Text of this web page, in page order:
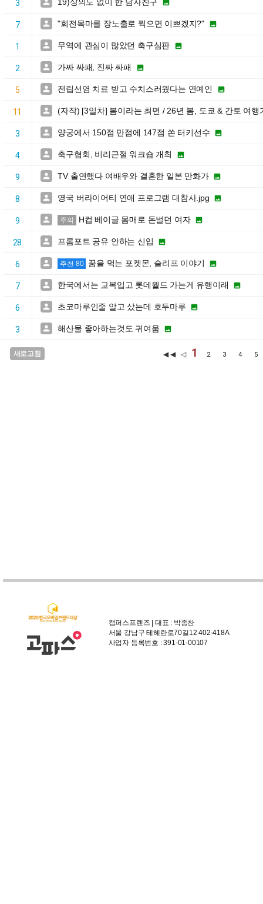
3  
7  "회전목마를 장노출로 찍으면 이쁘겠지?" 
1  무역에 관심이 많았던 축구심판 
2  가짜 싸패, 진짜 싸패 
5  전립선염 치료 받고 수치스러웠다는 연예인 
11  (자작) [3일차] 봄이라는 최면 / 26년 봄, 도쿄 & 간토 여행
3  양궁에서 150점 만점에 147점 쏜 터키선수 
4  축구협회, 비리근절 워크숍 개최 
9  TV 출연했다 여배우와 결혼한 일본 만화가 
8  영국 버라이어티 연애 프로그램 대참사.jpg 
9  주의 H컵 베이글 몸매로 돈벌던 여자 
28  프롬포트 공유 안하는 신입 
6  추천 80 꿈을 먹는 포켓몬, 슬리프 이야기 
7  한국에서는 교복입고 롯데월드 가는게 유행이래 
6  초코마루인줄 알고 샀는데 호두마루 
3  해산물 좋아하는것도 귀여움 
새로고침 ◀◀ ◁ 1 2 3 4
캠퍼스프렌즈 | 대표 : 박종찬
서울 강남구 테헤란로70길12 402-418A
사업자 등록번호 : 391-01-00107